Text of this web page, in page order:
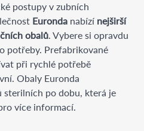
postupy v zubních
Euronda nabízí nejširší
obalů. Vybere si opravdu
potřeby. Prefabrikované
při rychlé potřebě
Obaly Euronda
sterilních po dobu, která je
více informací.